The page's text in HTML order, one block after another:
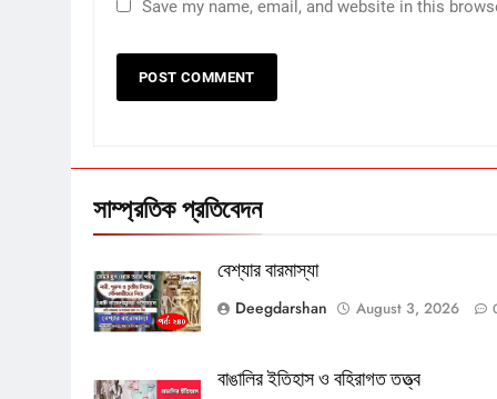
Save my name, email, and website in this
সাম্প্রতিক প্রতিবেদন
বেশ্যার বারমাস্যা
Deegdarshan
August 3, 2026
বাঙালির ইতিহাস ও বহিরাগত তত্ত্ব